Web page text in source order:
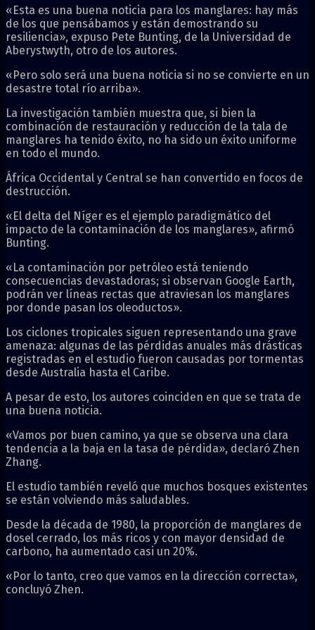
«Esta es una buena noticia para los manglares: hay más
de los que pensábamos y están demostrando su
resiliencia», expuso Pete Bunting, de la Universidad de
Aberystwyth, otro de los autores.
«Pero solo será una buena noticia si no se convierte en un
desastre total río arriba».
La investigación también muestra que, si bien la
combinación de restauración y reducción de la tala de
manglares ha tenido éxito, no ha sido un éxito uniforme
en todo el mundo.
África Occidental y Central se han convertido en focos de
destrucción.
«El delta del Níger es el ejemplo paradigmático del
impacto de la contaminación de los manglares», afirmó
Bunting.
«La contaminación por petróleo está teniendo
consecuencias devastadoras; si observan Google Earth,
podrán ver líneas rectas que atraviesan los manglares
por donde pasan los oleoductos».
Los ciclones tropicales siguen representando una grave
amenaza: algunas de las pérdidas anuales más drásticas
registradas en el estudio fueron causadas por tormentas
desde Australia hasta el Caribe.
A pesar de esto, los autores coinciden en que se trata de
una buena noticia.
«Vamos por buen camino, ya que se observa una clara
tendencia a la baja en la tasa de pérdida», declaró Zhen
Zhang.
El estudio también reveló que muchos bosques existentes
se están volviendo más saludables.
Desde la década de 1980, la proporción de manglares de
dosel cerrado, los más ricos y con mayor densidad de
carbono, ha aumentado casi un 20%.
«Por lo tanto, creo que vamos en la dirección correcta»,
concluyó Zhen.